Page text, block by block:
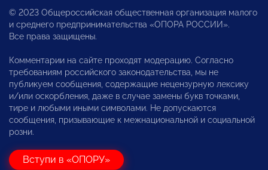
© 2023 Общероссийская общественная организация малого
и среднего предпринимательства «ОПОРА РОССИИ».
Все права защищены.
Комментарии на сайте проходят модерацию. Согласно
требованиям российского законодательства, мы не
публикуем сообщения, содержащие нецензурную лексику
и/или оскорбления, даже в случае замены букв точками,
тире и любыми иными символами. Не допускаются
сообщения, призывающие к межнациональной и социальной
розни.
Вступи в «ОПОРУ»